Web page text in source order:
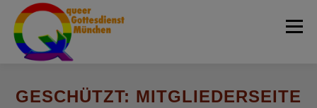
Zum
Inhalt
springen
Menü
Home Über uns Aktivitäten Team
GESCHÜTZT: MITGLIEDERSEITE